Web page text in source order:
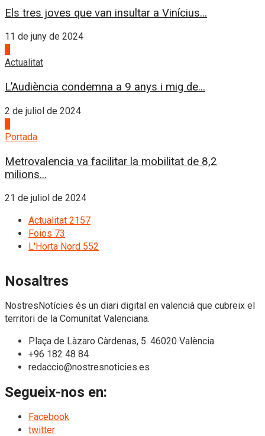
Els tres joves que van insultar a Vinícius...
11 de juny de 2024
Actualitat
L’Audiència condemna a 9 anys i mig de...
2 de juliol de 2024
Portada
Metrovalencia va facilitar la mobilitat de 8,2
milions...
21 de juliol de 2024
Actualitat 2157
Foios 73
L'Horta Nord 552
Nosaltres
NostresNotícies és un diari digital en valencià que cubreix el
territori de la Comunitat Valenciana.
Plaça de Làzaro Càrdenas, 5. 46020 València
+96 182 48 84
redaccio@nostresnoticies.es
Segueix-nos en:
Facebook
twitter